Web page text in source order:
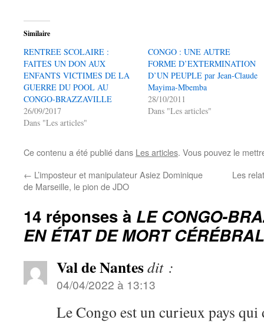
Similaire
RENTREE SCOLAIRE :
FAITES UN DON AUX
ENFANTS VICTIMES DE LA
GUERRE DU POOL AU
CONGO-BRAZZAVILLE
26/09/2017
Dans "Les articles"
CONGO : UNE AUTRE
FORME D’EXTERMINATION
D’UN PEUPLE par Jean-Claude
Mayima-Mbemba
28/10/2011
Dans "Les articles"
Ce contenu a été publié dans Les articles. Vous pouvez le
← L’imposteur et manipulateur Asiez Dominique
de Marseille, le pion de JDO
Les
14 réponses à LE CONGO-
EN ÉTAT DE MORT
Val de Nantesdit :
04/04/2022 à 13:13
Le Congo est un curieux pays